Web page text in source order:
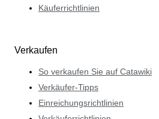
Käuferrichtlinien
Verkaufen
So verkaufen Sie auf Catawiki
Verkäufer-Tipps
Einreichungsrichtlinien